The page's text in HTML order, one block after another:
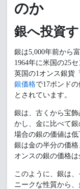
のか
銀へ投資
銀は5,000年前から
1964年に米国の25
英国の1オンス銀貨
銀価格で17ポンド
とされています。
銀は、古くから宝
かし、金に比べて
場合の銀の価値は低
銀は金の半分の価
オンスの銀の価格は
このように、銀は
ニークな性質から